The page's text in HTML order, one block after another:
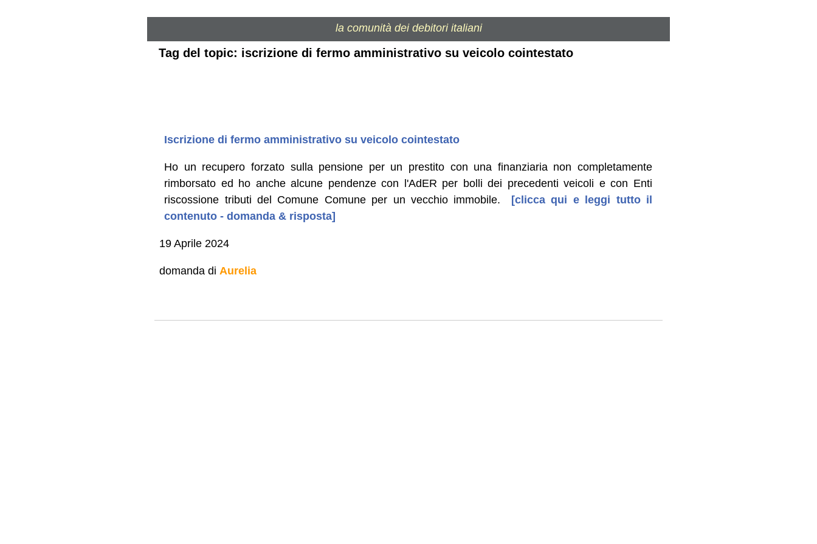
la comunità dei debitori italiani
Tag del topic: iscrizione di fermo amministrativo su veicolo cointestato
Iscrizione di fermo amministrativo su veicolo cointestato
Ho un recupero forzato sulla pensione per un prestito con una finanziaria non completamente
rimborsato ed ho anche alcune pendenze con l'AdER per bolli dei precedenti veicoli e con Enti
riscossione tributi del Comune Comune per un vecchio immobile.
[clicca qui e leggi tutto il
contenuto - domanda & risposta]
19 Aprile 2024
domanda di Aurelia